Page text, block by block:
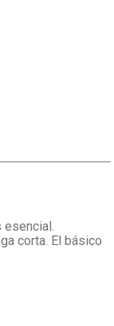
esencial.
corta. El básico